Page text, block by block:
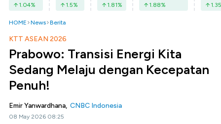
1.04% 1.5% 1.81% 1.88% 1.35
HOME News Berita
KTT ASEAN 2026
Prabowo: Transisi Energi Kita
Sedang Melaju dengan Kecepatan
Penuh!
Emir Yanwardhana, CNBC Indonesia
08 May 2026 08:25